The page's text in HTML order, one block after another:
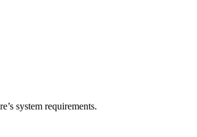
system requirements.